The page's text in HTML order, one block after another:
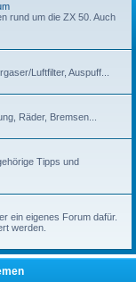
rund um die ZX 50. Auch
Luftfilter, Auspuff...
Räder, Bremsen...
Tipps und
ein eigenes Forum dafür.
werden.